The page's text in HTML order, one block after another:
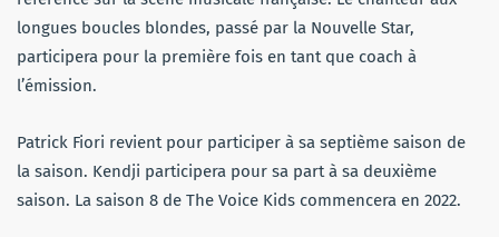
longues boucles blondes, passé par la Nouvelle Star,
participera pour la première fois en tant que coach à
l’émission.
Patrick Fiori revient pour participer à sa septième saison de
la saison. Kendji participera pour sa part à sa deuxième
saison. La saison 8 de The Voice Kids commencera en 2022.